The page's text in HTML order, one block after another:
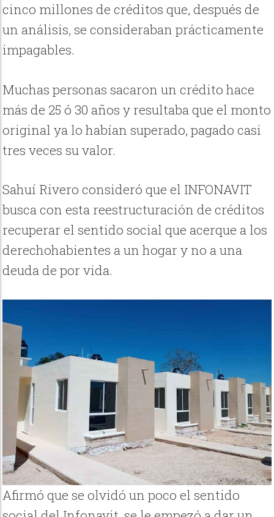
cinco millones de créditos que, después de
un análisis, se consideraban prácticamente
impagables.
Muchas personas sacaron un crédito hace
más de 25 ó 30 años y resultaba que el monto
original ya lo habían superado, pagado casi
tres veces su valor.
Sahuí Rivero consideró que el INFONAVIT
busca con esta reestructuración de créditos
recuperar el sentido social que acerque a los
derechohabientes a un hogar y no a una
deuda de por vida.
Afirmó que se olvidó un poco el sentido